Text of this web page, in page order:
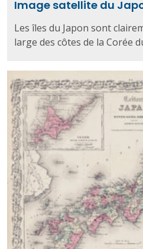
Image satellite du
Les îles du Japon sont
large des côtes de la Corée